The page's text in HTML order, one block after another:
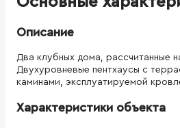
Описание
Два клубных дома, рассчитанные
Двухуровневые пентхаусы с
каминами, эксплуатируемой
Характеристики объекта